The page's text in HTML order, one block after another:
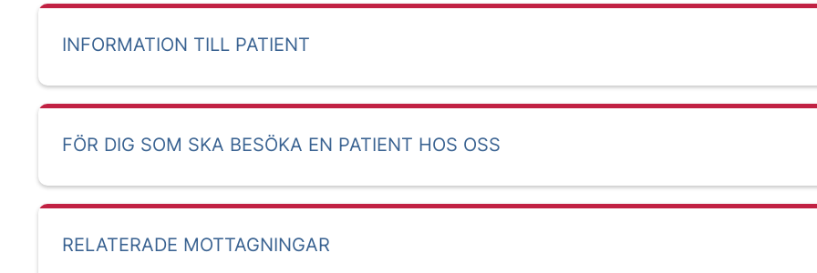
INFORMATION TILL PATIENT
FÖR DIG SOM SKA BESÖKA EN PATIENT HOS OSS
RELATERADE MOTTAGNINGAR